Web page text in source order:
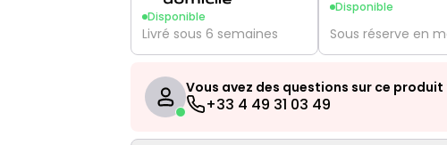
Disponible
Livré sous 6 semaines
Disponible
Sous réserve en
Vous avez des questions sur ce produit
+33 4 49 31 03 49